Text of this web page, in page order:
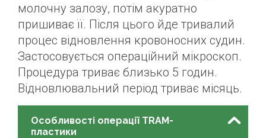
молочну залозу, потім акуратно
пришиває її. Після цього йде тривалий
процес відновлення кровоносних судин.
Застосовується операційний мікроскоп.
Процедура триває близько 5 годин.
Відновлювальний період триває місяць.
Особливості операції TRAM-
пластики